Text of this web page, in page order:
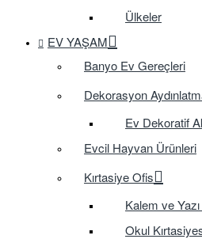
Ülkeler
EV YAŞAM
Banyo Ev Gereçleri
Dekorasyon
Ev Dekoratif
Evcil Hayvan Ürünleri
Kırtasiye Ofis
Kalem ve
Okul